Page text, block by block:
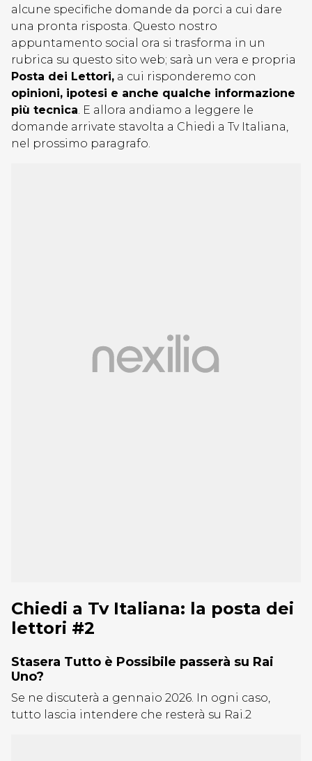
alcune specifiche domande da porci a cui dare
una pronta risposta. Questo nostro
appuntamento social ora si trasforma in un
rubrica su questo sito web; sarà un vera e propria
Posta dei Lettori, a cui risponderemo con
opinioni, ipotesi e anche qualche informazione
più tecnica. E allora andiamo a leggere le
domande arrivate stavolta a Chiedi a Tv Italiana,
nel prossimo paragrafo.
Chiedi a Tv Italiana: la posta dei
lettori #2
Stasera Tutto è Possibile passerà su Rai
Uno?
Se ne discuterà a gennaio 2026. In ogni caso,
tutto lascia intendere che resterà su Rai.2